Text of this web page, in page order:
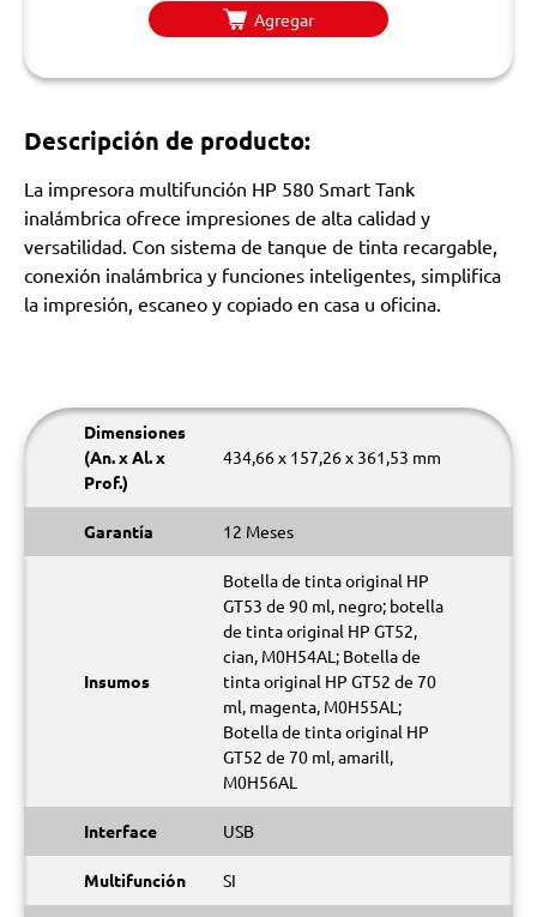
Agregar
Descripción de producto:
La impresora multifunción HP 580 Smart Tank
inalámbrica ofrece impresiones de alta calidad y
versatilidad. Con sistema de tanque de tinta recargable,
conexión inalámbrica y funciones inteligentes, simplifica
la impresión, escaneo y copiado en casa u oficina.
Dimensiones
(An. x Al. x
Prof.)
434,66 x 157,26 x 361,53 mm
Garantía 12 Meses
Insumos
Botella de tinta original HP
GT53 de 90 ml, negro; botella
de tinta original HP GT52,
cian, M0H54AL; Botella de
tinta original HP GT52 de 70
ml, magenta, M0H55AL;
Botella de tinta original HP
GT52 de 70 ml, amarill,
M0H56AL
Interface USB
Multifunción SI